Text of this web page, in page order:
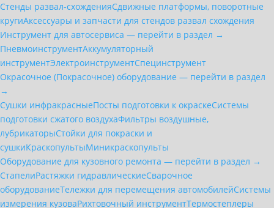
Стенды развал-схожденияСдвижные платформы, поворотные
кругиАксессуары и запчасти для стендов развал схождения
Инструмент для автосервиса — перейти в раздел →
ПневмоинструментАккумуляторный
инструментЭлектроинструментСпецинструмент
Окрасочное (Покрасочное) оборудование — перейти в раздел
→
Сушки инфракрасныеПосты подготовки к окраскеСистемы
подготовки сжатого воздухаФильтры воздушные,
лубрикаторыСтойки для покраски и
сушкиКраскопультыМиникраскопульты
Оборудование для кузовного ремонта — перейти в раздел →
СтапелиРастяжки гидравлическиеСварочное
оборудованиеТележки для перемещения автомобилейСистемы
измерения кузоваРихтовочный инструментТермостеплеры